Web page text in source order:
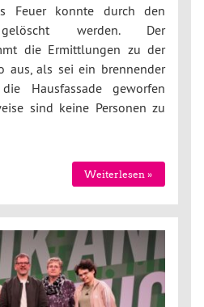
Feuer konnte durch den
gelöscht werden. Der
die Ermittlungen zu der
aus, als sei ein brennender
Hausfassade geworfen
sind keine Personen zu
Weiterlesen »